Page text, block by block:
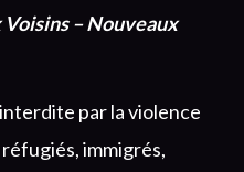
– Nouveaux
par la violence
immigrés,